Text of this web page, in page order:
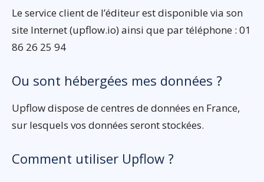
Le service client de l’éditeur est disponible via son
site Internet (upflow.io) ainsi que par téléphone : 01
86 26 25 94
Ou sont hébergées mes données ?
Upflow dispose de centres de données en France,
sur lesquels vos données seront stockées.
Comment utiliser Upflow ?